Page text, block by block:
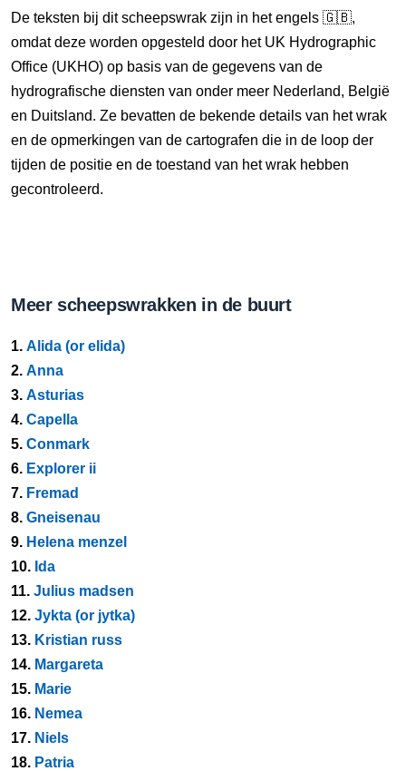
De teksten bij dit scheepswrak zijn in het engels 🇬🇧,
omdat deze worden opgesteld door het UK Hydrographic
Office (UKHO) op basis van de gegevens van de
hydrografische diensten van onder meer Nederland, België
en Duitsland. Ze bevatten de bekende details van het wrak
en de opmerkingen van de cartografen die in de loop der
tijden de positie en de toestand van het wrak hebben
gecontroleerd.
Meer scheepswrakken in de buurt
1. Alida (or elida)
2. Anna
3. Asturias
4. Capella
5. Conmark
6. Explorer ii
7. Fremad
8. Gneisenau
9. Helena menzel
10. Ida
11. Julius madsen
12. Jykta (or jytka)
13. Kristian russ
14. Margareta
15. Marie
16. Nemea
17. Niels
18. Patria